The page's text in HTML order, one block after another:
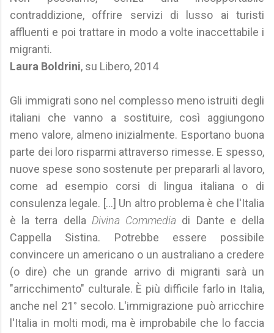
contraddizione, offrire servizi di lusso ai turisti
affluenti e poi trattare in modo a volte inaccettabile i
migranti.
Laura Boldrini, su Libero, 2014
Gli immigrati sono nel complesso meno istruiti degli
italiani che vanno a sostituire, così aggiungono
meno valore, almeno inizialmente. Esportano buona
parte dei loro risparmi attraverso rimesse. E spesso,
nuove spese sono sostenute per prepararli al lavoro,
come ad esempio corsi di lingua italiana o di
consulenza legale. [...] Un altro problema è che l'Italia
è la terra della Divina Commedia di Dante e della
Cappella Sistina. Potrebbe essere possibile
convincere un americano o un australiano a credere
(o dire) che un grande arrivo di migranti sarà un
"arricchimento" culturale. È più difficile farlo in Italia,
anche nel 21° secolo. L'immigrazione può arricchire
l'Italia in molti modi, ma è improbabile che lo faccia